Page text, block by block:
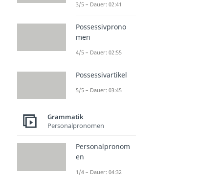
3/5 – Dauer: 02:41
Possessivprono
men
4/5 – Dauer: 02:55
Possessivartikel
5/5 – Dauer: 03:45
Grammatik
Personalpronomen
Personalpronom
en
1/4 – Dauer: 04:32